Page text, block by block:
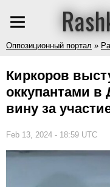
Оппозиционный портал »
Киркоров
оккупантами в
вину за
Feb 13, 2024 - 18:59 UTC